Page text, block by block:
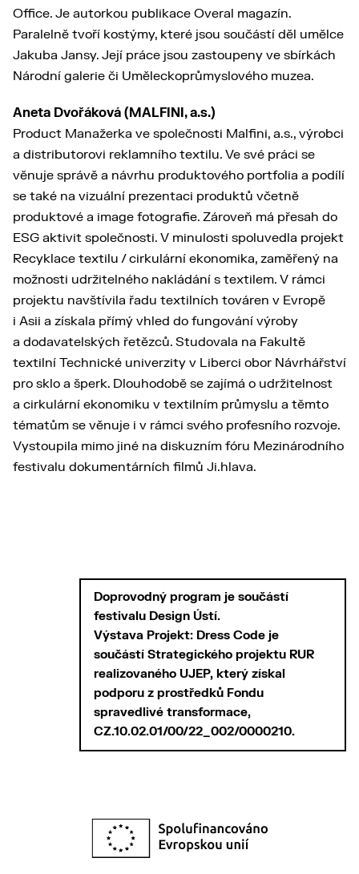
Office. Je autorkou publikace Overal magazín.
Paralelně tvoří kostýmy, které jsou součástí děl umělce
Jakuba Jansy. Její práce jsou zastoupeny ve sbírkách
Národní galerie či Uměleckoprůmyslového muzea.
Aneta Dvořáková (MALFINI, a.s.)
Product Manažerka ve společnosti Malfini, a.s., výrobci
a distributorovi reklamního textilu. Ve své práci se
věnuje správě a návrhu produktového portfolia a podílí
se také na vizuální prezentaci produktů včetně
produktové a image fotografie. Zároveň má přesah do
ESG aktivit společnosti. V minulosti spoluvedla projekt
Recyklace textilu / cirkulární ekonomika, zaměřený na
možnosti udržitelného nakládání s textilem. V rámci
projektu navštívila řadu textilních továren v Evropě
i Asii a získala přímý vhled do fungování výroby
a dodavatelských řetězců. Studovala na Fakultě
textilní Technické univerzity v Liberci obor Návrhářství
pro sklo a šperk. Dlouhodobě se zajímá o udržitelnost
a cirkulární ekonomiku v textilním průmyslu a těmto
tématům se věnuje i v rámci svého profesního rozvoje.
Vystoupila mimo jiné na diskuzním fóru Mezinárodního
festivalu dokumentárních filmů Ji.hlava.
Doprovodný program je součástí
festivalu Design Ústí.
Výstava Projekt: Dress Code je
součástí Strategického projektu RUR
realizovaného UJEP, který získal
podporu z prostředků Fondu
spravedlivé transformace,
CZ.10.02.01/00/22_002/0000210.